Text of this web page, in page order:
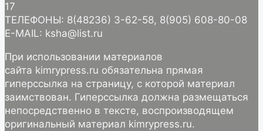
17
ТЕЛЕФОНЫ: 8(48236) 3-62-58, 8(905) 608-80-08
E-MAIL: ksha@list.ru
При использовании материалов
сайта kimrypress.ru обязательна прямая
гиперссылка на страницу, с которой материал
заимствован. Гиперссылка должна размещаться
непосредственно в тексте, воспроизводящем
оригинальный материал kimrypress.ru.